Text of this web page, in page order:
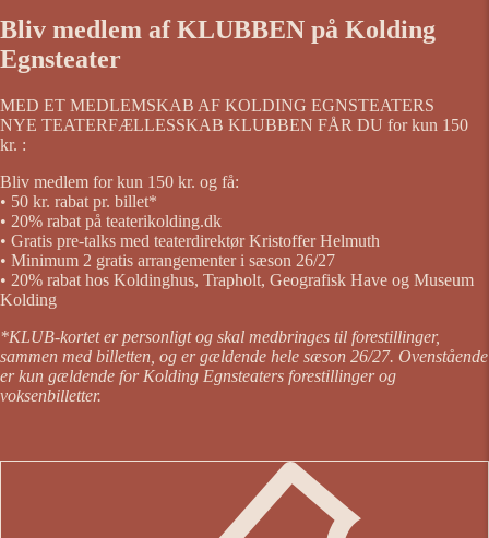
Bliv medlem af KLUBBEN på Kolding
Egnsteater
MED ET MEDLEMSKAB AF KOLDING EGNSTEATERS
NYE TEATERFÆLLESSKAB KLUBBEN FÅR DU for kun 150
kr. :
Bliv medlem for kun 150 kr. og få:
• 50 kr. rabat pr. billet*
• 20% rabat på teaterikolding.dk
• Gratis pre-talks med teaterdirektør Kristoffer Helmuth
• Minimum 2 gratis arrangementer i sæson 26/27
• 20% rabat hos Koldinghus, Trapholt, Geografisk Have og Museum
Kolding
*KLUB-kortet er personligt og skal medbringes til forestillinger,
sammen med billetten, og er gældende hele sæson 26/27. Ovenstående
er kun gældende for Kolding Egnsteaters forestillinger og
voksenbilletter.